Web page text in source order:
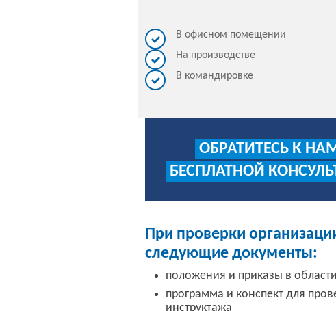
В офисном помещении
На производстве
В командировке
ОБРАТИТЕСЬ К
БЕСПЛАТНОЙ
При проверки
следующие документы:
положения и приказы в
программа и конспект для
инструктажа